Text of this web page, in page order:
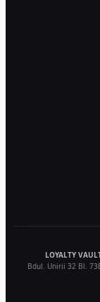
LOYALTY
Bdul. Unirii 32 Bl.